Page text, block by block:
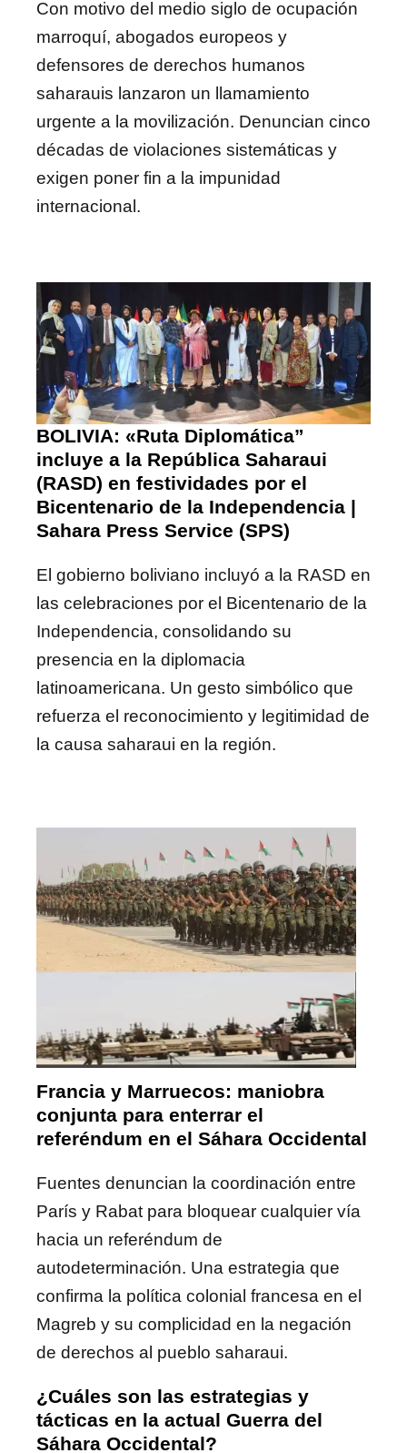
Con motivo del medio siglo de ocupación
marroquí, abogados europeos y
defensores de derechos humanos
saharauis lanzaron un llamamiento
urgente a la movilización. Denuncian cinco
décadas de violaciones sistemáticas y
exigen poner fin a la impunidad
internacional.
BOLIVIA: «Ruta Diplomática”
incluye a la República Saharaui
(RASD) en festividades por el
Bicentenario de la Independencia |
Sahara Press Service (SPS)
El gobierno boliviano incluyó a la RASD en
las celebraciones por el Bicentenario de la
Independencia, consolidando su
presencia en la diplomacia
latinoamericana. Un gesto simbólico que
refuerza el reconocimiento y legitimidad de
la causa saharaui en la región.
Francia y Marruecos: maniobra
conjunta para enterrar el
referéndum en el Sáhara Occidental
Fuentes denuncian la coordinación entre
París y Rabat para bloquear cualquier vía
hacia un referéndum de
autodeterminación. Una estrategia que
confirma la política colonial francesa en el
Magreb y su complicidad en la negación
de derechos al pueblo saharaui.
¿Cuáles son las estrategias y
tácticas en la actual Guerra del
Sáhara Occidental?